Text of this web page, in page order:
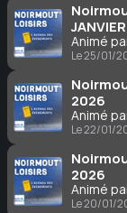
Animé
Le 25/01/
2026
Animé
Le 22/01/
2026
Animé
Le 20/01/